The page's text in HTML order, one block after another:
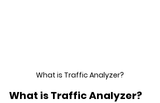
What is Traffic Analyzer?
What is Traffic Analyzer?